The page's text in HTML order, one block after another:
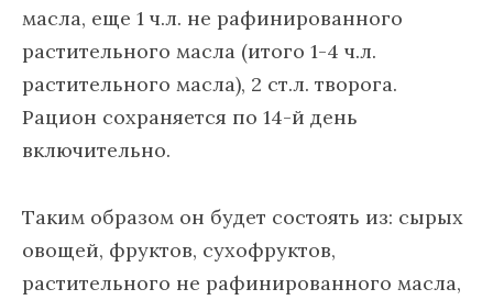
масла, еще 1 ч.л. не рафинированного
растительного масла (итого 1-4 ч.л.
растительного масла), 2 ст.л. творога.
Рацион сохраняется по 14-й день
включительно.
Таким образом он будет состоять из: сырых
овощей, фруктов, сухофруктов,
растительного не рафинированного масла,